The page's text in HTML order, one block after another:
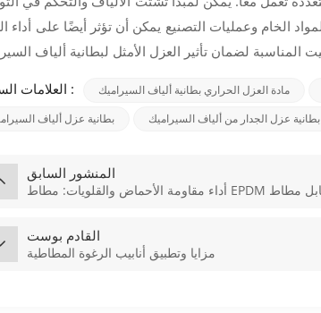
الخام وعمليات التصنيع يمكن أن تؤثر أيضًا على أداء
العلامات الساخنة : مادة العزل الحراري بطانية ألياف السيراميك
بطانية عزل ألياف بطانية عزل الجدار من ألياف السيراميك
المنشور السابق
القادم بوست
مزايا وتطبيق أنابيب الرغوة المطاطية